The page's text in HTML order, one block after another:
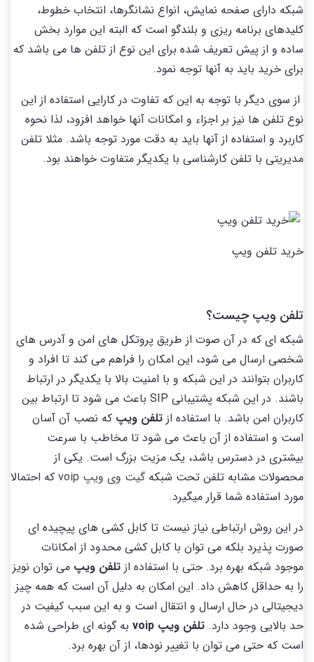
شبکه دارای صفحه نمایش، انواع نشانگرها، انتخاب خطوط،
کلیدهای برنامه ریزی و بلندگو است که البته این موارد بخش
ساده و از پیش تعریف شده برای این نوع از تلفن ها می باشد که
برای خرید باید به آنها توجه نمود.
از سوی دیگر با توجه به این که تفاوت در کارایی استفاده از این
نوع تلفن ها نیز بر اجزاء و امکانات آنها خواهد افزود، لذا نحوه
کاربرد و استفاده از آنها باید به دقت مورد توجه باشد. مثلا تلفن
مدیریتی با تلفن کارشناسی با یکدیگر متفاوت خواهند بود.
خرید تلفن ویپ
تلفن ویپ چیست؟
شبکه ای که در آن صوت از طریق پروتکل های امن و آدرس های
شخصی ارسال می شود، این امکان را فراهم می کند تا افراد و
کاربران بتوانند در این شبکه و با امنیت بالا با یکدیگر در ارتباط
باشند. در این شبکه پشتیبانی SIP باعث می شود تا ارتباط بین
کاربران امن باشد. با استفاده از تلفن ویپ که نصب آن آسان
است و استفاده از آن باعث می شود تا مخاطب با سرعت
بیشتری در دسترس باشد، یک مزیت بزرگ است. یکی از
محصولات مشابه تلفن تحت شبکهگیت وی ویپ voip
که احتمالا
مورد استفاده شما قرار میگیرد.
در این روش ارتباطی نیاز نیست تا کابل کشی های پیچیده ای
صورت پذیرد بلکه می توان با کابل کشی محدود از امکانات
موجود شبکه بهره برد. حتی با استفاده از تلفن ویپ می توان نویز
را به حداقل کاهش داد. این امکان به دلیل آن است که همه چیز
دیجیتالی در حال ارسال و انتقال است و به این سبب کیفیت در
حد بالایی وجود دارد. تلفن ویپ voip
به گونه ای طراحی شده
است که حتی می توان با تغییر نودها، از آن بهره برد.